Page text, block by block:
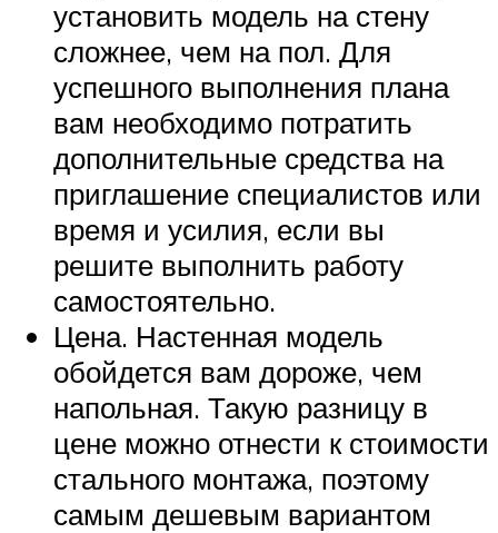
установить модель на стену
сложнее, чем на пол. Для
успешного выполнения плана
вам необходимо потратить
дополнительные средства на
приглашение специалистов или
время и усилия, если вы
решите выполнить работу
самостоятельно.
Цена. Настенная модель
обойдется вам дороже, чем
напольная. Такую разницу в
цене можно отнести к стоимости
стального монтажа, поэтому
самым дешевым вариантом